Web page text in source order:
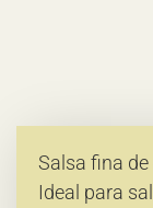
Salsa fina
Ideal para